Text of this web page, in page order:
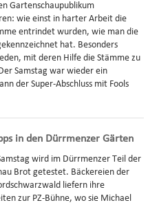
Gartenschaupublikum
wie einst in harter Arbeit die
entrindet wurden, wie man die
hat. Besonders
mit deren Hilfe die Stämme zu
Samstag war wieder ein
der Super-Abschluss mit Fools
in den Dürrmenzer Gärten
wird im Dürrmenzer Teil der
Brot getestet. Bäckereien der
liefern ihre
zur PZ-Bühne, wo sie Michael